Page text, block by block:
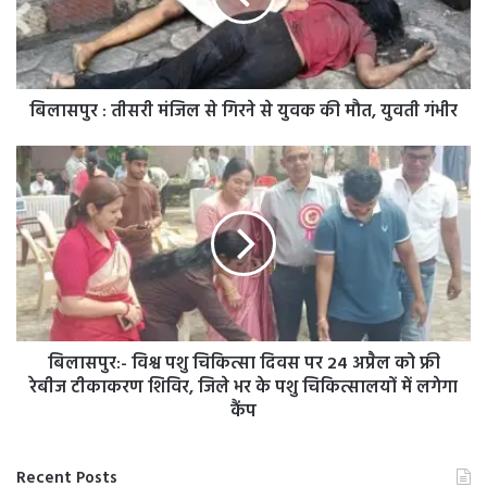
गिरने
से
युवक
की
मौत,
गंभीर
बिलासपुर : तीसरी मंजिल से गिरने से युवक की मौत, युवती गंभीर
बिलासपुर:-
विश्व
पशु
चिकित्सा
दिवस
पर
24
अप्रैल
को
रेबीज
भर
बिलासपुर:- विश्व पशु चिकित्सा दिवस पर 24 अप्रैल को फ्री
रेबीज टीकाकरण शिविर, जिले भर के पशु चिकित्सालयों में लगेगा
कैंप
Recent Posts